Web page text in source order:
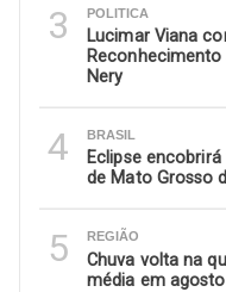
3 POLITICA
Lucimar Viana
Nery
4 BRASIL
Eclipse
de Mato Grosso
5 REGIÃO
Chuva volta na
média em